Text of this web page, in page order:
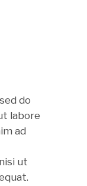
do
labore
ad
ut